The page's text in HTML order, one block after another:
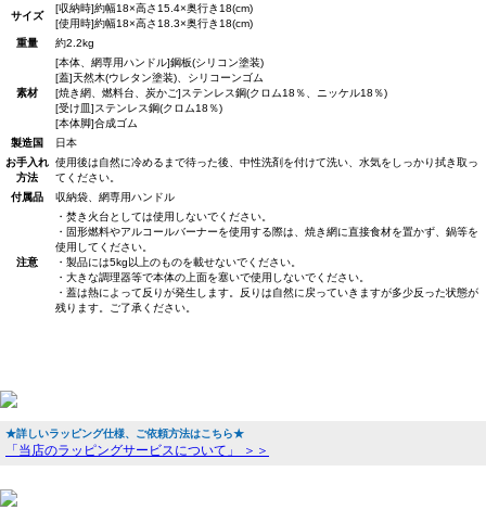
サイズ
[収納時]約幅18×高さ15.4×奥行き18(cm)
[使用時]約幅18×高さ18.3×奥行き18(cm)
重量
約2.2kg
素材
[本体、網専用ハンドル]鋼板(シリコン塗装)
[蓋]天然木(ウレタン塗装)、シリコーンゴム
[焼き網、燃料台、炭かご]ステンレス鋼(クロム18％、ニッケル18％)
[受け皿]ステンレス鋼(クロム18％)
[本体脚]合成ゴム
製造国
日本
お手入れ
方法
使用後は自然に冷めるまで待った後、中性洗剤を付けて洗い、水気をしっかり拭き取っ
てください。
付属品
収納袋、網専用ハンドル
注意
・焚き火台としては使用しないでください。
・固形燃料やアルコールバーナーを使用する際は、焼き網に直接食材を置かず、鍋等を
使用してください。
・製品には5kg以上のものを載せないでください。
・大きな調理器等で本体の上面を塞いで使用しないでください。
・蓋は熱によって反りが発生します。反りは自然に戻っていきますが多少反った状態が
残ります。ご了承ください。
★詳しいラッピング仕様、ご依頼方法はこちら★
「当店のラッピングサービスについて」 ＞＞